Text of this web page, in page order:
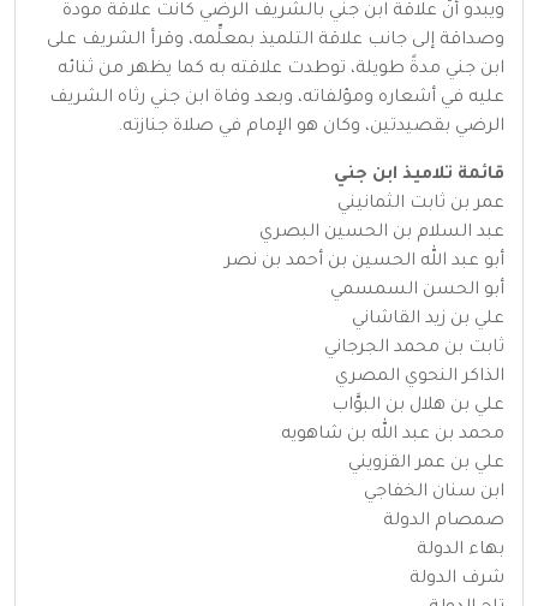
ويبدو أنَّ علاقة ابن جني بالشريف الرضي كانت علاقة مودة
وصداقة إلى جانب علاقة التلميذ بمعلِّمه، وقرأ الشريف على
ابن جني مدةً طويلة، توطدت علاقته به كما يظهر من ثنائه
عليه في أشعاره ومؤلفاته، وبعد وفاة ابن جني رثاه الشريف
الرضي بقصيدتين، وكان هو الإمام في صلاة جنازته.
قائمة تلاميذ ابن جني
عمر بن ثابت الثمانيني
عبد السلام بن الحسين البصري
أبو عبد الله الحسين بن أحمد بن نصر
أبو الحسن السمسمي
علي بن زيد القاشاني
ثابت بن محمد الجرجاني
الذاكر النحوي المصري
علي بن هلال بن البوَّاب
محمد بن عبد الله بن شاهويه
علي بن عمر القزويني
ابن سنان الخفاجي
صمصام الدولة
بهاء الدولة
شرف الدولة